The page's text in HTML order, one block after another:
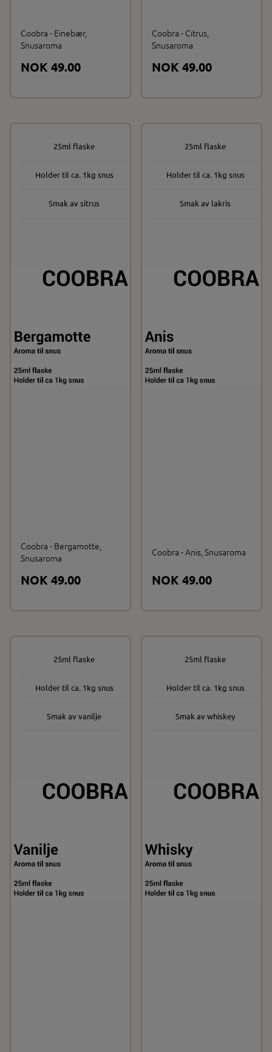
Coobra - Einebær,
Snusaroma
NOK 49.00
Coobra - Citrus,
Snusaroma
NOK 49.00
Coobra - Bergamotte,
Snusaroma
NOK 49.00
25ml flaske
Holder til ca. 1kg snus
Smak av sitrus
Coobra - Anis, Snusaroma
NOK 49.00
25ml flaske
Holder til ca. 1kg snus
Smak av lakris
25ml flaske
Holder til ca. 1kg snus
Smak av vanilje
25ml flaske
Holder til ca. 1kg snus
Smak av whiskey